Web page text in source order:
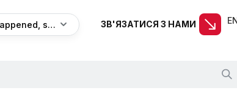
Bug happened, sorry ЗВ'ЯЗАТИСЯ З НАМИ